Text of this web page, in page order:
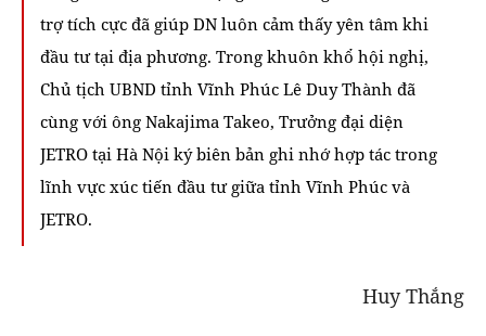
trợ tích cực đã giúp DN luôn cảm thấy yên tâm khi
đầu tư tại địa phương. Trong khuôn khổ hội nghị,
Chủ tịch UBND tỉnh Vĩnh Phúc Lê Duy Thành đã
cùng với ông Nakajima Takeo, Trưởng đại diện
JETRO tại Hà Nội ký biên bản ghi nhớ hợp tác trong
lĩnh vực xúc tiến đầu tư giữa tỉnh Vĩnh Phúc và
JETRO.
Huy Thắng